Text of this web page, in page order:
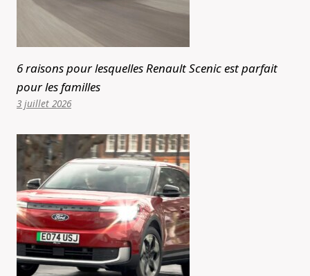
6 raisons pour lesquelles Renault Scenic est parfait
pour les familles
3 juillet 2026